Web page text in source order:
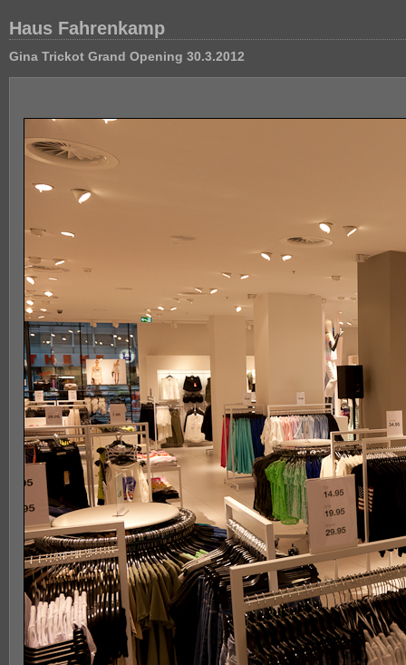
Haus Fahrenkamp
Gina Trickot Grand Opening 30.3.2012